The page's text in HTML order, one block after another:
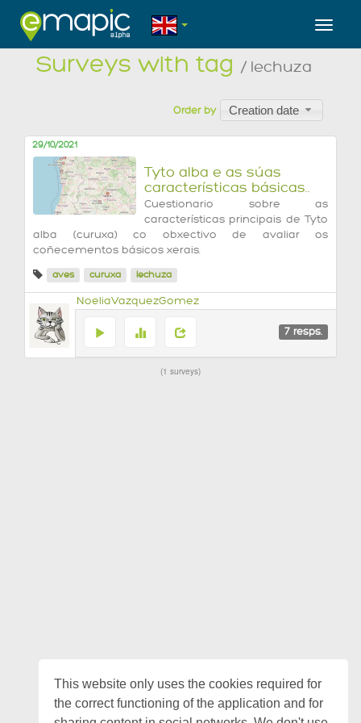
This website only uses the cookies required for
the correct functioning of the application and for
Surveys with tag / lechuza
Order by Creation date
29/10/2021
Tyto alba e as súas
características básicas..
Cuestionario sobre as
características principais de Tyto
alba (curuxa) co obxectivo de avaliar os
coñecementos básicos xerais.
aves curuxa lechuza
NoeliaVazquezGomez
7 resps.
1 surveys